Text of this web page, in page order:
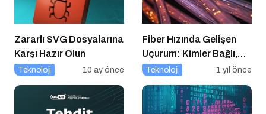
Zararlı SVG Dosyalarına
Karşı Hazır Olun
Teknoloji 10 ay önce
Fiber Hızında Gelişen
Uçurum: Kimler Bağlı,
Kimler Dışarıda
Teknoloji 1 yıl önce